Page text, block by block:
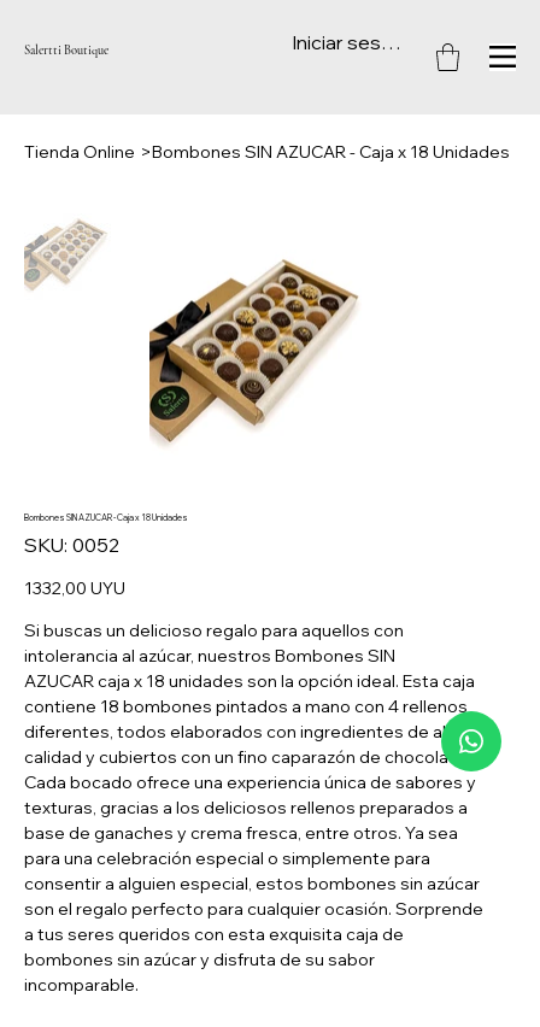
Salertti Boutique Iniciar sesión
Tienda Online >Bombones SIN AZUCAR - Caja x 18 Unidades
Bombones SIN AZUCAR - Caja x 18 Unidades
SKU: SKU
0052
0052
Precio
1332,00 UYU
Si buscas un delicioso regalo para aquellos con
intolerancia al azúcar, nuestros Bombones SIN
AZUCAR caja x 18 unidades son la opción ideal. Esta caja
contiene 18 bombones pintados a mano con 4 rellenos
diferentes, todos elaborados con ingredientes de alta
calidad y cubiertos con un fino caparazón de chocolate.
Cada bocado ofrece una experiencia única de sabores y
texturas, gracias a los deliciosos rellenos preparados a
base de ganaches y crema fresca, entre otros. Ya sea
para una celebración especial o simplemente para
consentir a alguien especial, estos bombones sin azúcar
son el regalo perfecto para cualquier ocasión. Sorprende
a tus seres queridos con esta exquisita caja de
bombones sin azúcar y disfruta de su sabor
incomparable.